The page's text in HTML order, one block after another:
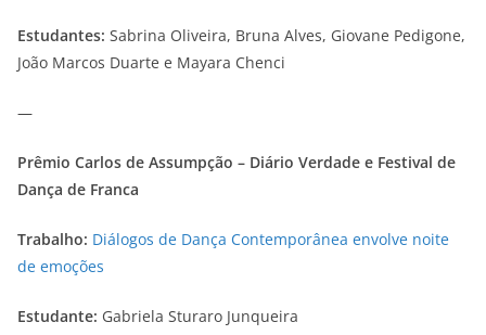
Estudantes: Sabrina Oliveira, Bruna Alves, Giovane Pedigone,
João Marcos Duarte e Mayara Chenci
—
Prêmio Carlos de Assumpção – Diário Verdade e Festival de
Dança de Franca
Trabalho: Diálogos de Dança Contemporânea envolve noite
de emoções
Estudante: Gabriela Sturaro Junqueira